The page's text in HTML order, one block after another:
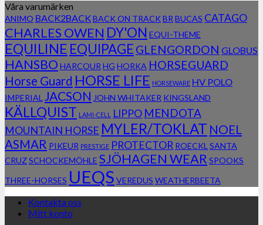
Våra varumärken
ANIMO BACK2BACKBACK ON TRACK BR BUCAS CATAGO
CHARLES OWEN DY'ON EQUI-THEME
EQUILINE EQUIPAGE GLENGORDON GLOBUS
HANSBO HARCOUR HG HORKA HORSEGUARD
Horse Guard HORSE LIFE HORSEWARE HV POLO
IMPERIAL JACSON JOHN WHITAKER KINGSLAND
KÄLLQUIST LAMI-CELL LIPPO MENDOTA
MOUNTAIN HORSE MYLER/TOKLAT NOEL
ASMAR PIKEUR PRESTIGE PROTECTOR ROECKL SANTA
CRUZSCHOCKEMÖHLE SJÖHAGEN WEAR SPOOKS
THREE-HORSES UEQS VEREDUS WEATHERBEETA
Kontakta oss
Mitt konto